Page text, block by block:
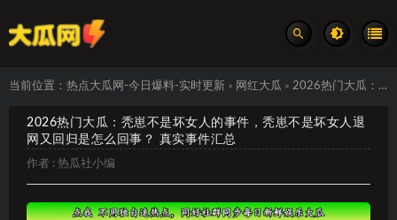
当前位置： 热点大瓜网-今日爆料-实时更新 > 网红大瓜 > 2026热门大瓜：秃崽不是坏女人的事件，秃崽不是坏女人退网又回归是怎么回事？ 真实事件汇总
2026热门大瓜：秃崽不是坏女人的事件，秃崽不是坏女人退
网又回归是怎么回事？ 真实事件汇总
作者 : 热瓜社小编